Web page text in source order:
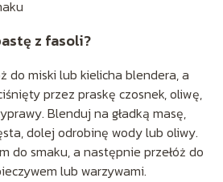
z fasoli?
do miski lub kielicha blendera, a
przez praskę czosnek, oliwę,
Blenduj na gładką masę,
dolej odrobinę wody lub oliwy.
do smaku, a następnie przełóż do
lub warzywami.